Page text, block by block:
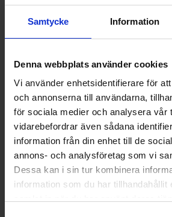
Samtycke Information
Denna webbplats använder cookies
Vi använder enhetsidentifierare för
och annonserna till användarna,
för sociala medier och analysera vår
vidarebefordrar även sådana
information från din enhet till de
annons- och analysföretag som vi
Dessa kan i sin tur kombinera
information som du har tillhandahållit
Fristående mikrovågsugn
ToshibaMW3-
Färg: Vit
KÖP